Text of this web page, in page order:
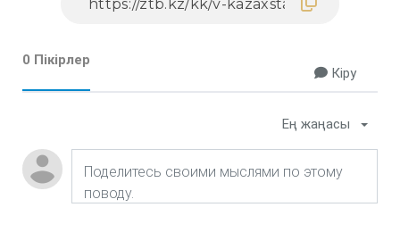
0 Пікірлер
Кіру
Ең жаңасы